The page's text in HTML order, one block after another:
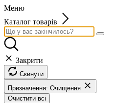
Меню
Каталог товарів
Закрити
Скинути
Призначення: Очищення
Очистити всі